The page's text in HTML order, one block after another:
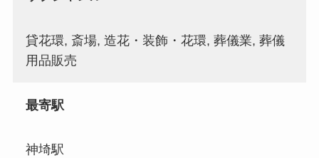
貸花環, 斎場, 造花・装飾・花環, 葬儀業, 葬儀
用品販売
最寄駅
神埼駅